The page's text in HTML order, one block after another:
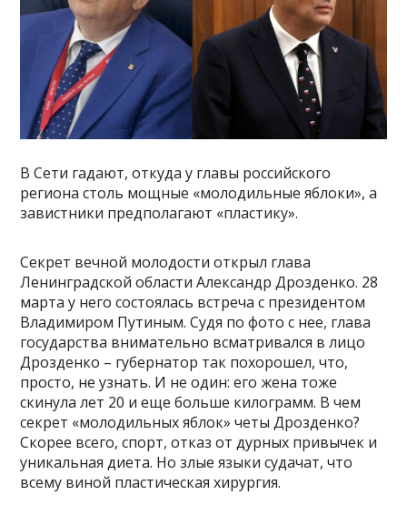
В Сети гадают, откуда у главы российского
региона столь мощные «молодильные яблоки», а
завистники предполагают «пластику».
Секрет вечной молодости открыл глава
Ленинградской области Александр Дрозденко. 28
марта у него состоялась встреча с президентом
Владимиром Путиным. Судя по фото с нее, глава
государства внимательно всматривался в лицо
Дрозденко – губернатор так похорошел, что,
просто, не узнать. И не один: его жена тоже
скинула лет 20 и еще больше килограмм. В чем
секрет «молодильных яблок» четы Дрозденко?
Скорее всего, спорт, отказ от дурных привычек и
уникальная диета. Но злые языки судачат, что
всему виной пластическая хирургия.